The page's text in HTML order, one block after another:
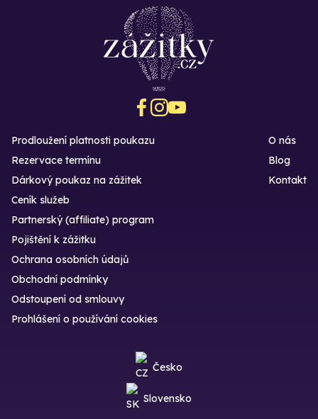
Prodloužení platnosti poukazu
Rezervace termínu
Dárkový poukaz na zážitek
O nás
Blog
Kontakt
Ceník služeb
Partnerský (affiliate) program
Pojištění k zážitku
Ochrana osobních údajů
Obchodní podmínky
Odstoupení od smlouvy
Prohlášení o používání cookies
Česko
Slovensko